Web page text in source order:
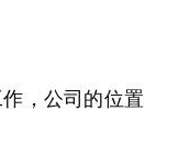
， 继续昨天没
，更像是一种
，公司的位置